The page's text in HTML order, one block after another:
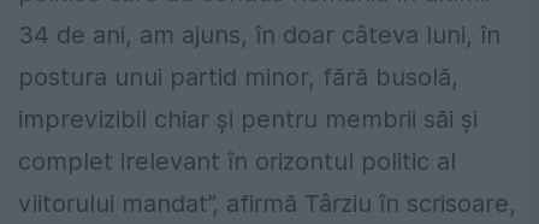
34 de ani, am ajuns, în doar câteva luni, în
postura unui partid minor, fără busolă,
imprevizibil chiar şi pentru membrii săi şi
complet irelevant în orizontul politic al
viitorului mandat”, afirmă Târziu în scrisoare,